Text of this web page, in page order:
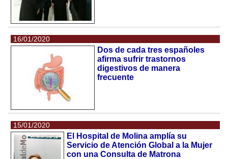
16/01/2020
Dos de cada tres españoles
afirma sufrir trastornos
digestivos de manera
frecuente
15/01/2020
El Hospital de Molina amplía su
Servicio de Atención Global a la Mujer
con una Consulta de Matrona